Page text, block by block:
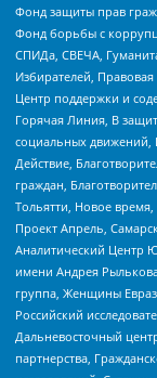
Фонд защиты прав
Фонд борьбы с
СПИДа, СВЕЧА,
Избирателей,
Центр поддержки и
Горячая Линия, В
социальных
Действие,
граждан,
Тольятти, Новое время,
Проект Апрель,
Аналитический Центр
имени Андрея
группа, Женщины
Российский
Дальневосточный
партнерства,